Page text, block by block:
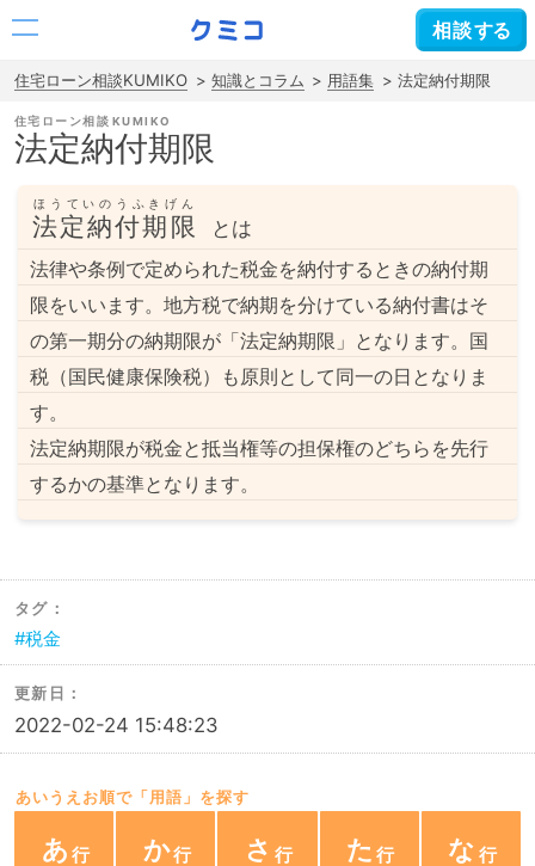
住宅ローン相談KUMIKO 知識とコラム 用語集 法定納付期限
住宅ローン相談
法定納付期限
法定納付期限
ほうていのうふきげん
とは
法律や条例で定められた税金を納付するときの納付期
限をいいます。地方税で納期を分けている納付書はそ
の第一期分の納期限が「法定納期限」となります。国
税（国民健康保険税）も原則として同一の日となりま
す。
法定納期限が税金と抵当権等の担保権のどちらを先行
するかの基準となります。
タグ：
税金
更新日：
2022-02-24 15:48:23
あいうえお順で「用語」を探す
あ か さ た な
相談する